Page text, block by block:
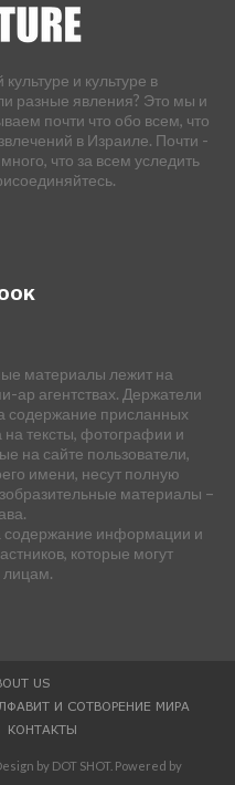
и культуре в
разные явления? Это мы и
почти что обо всем, что
в Израиле. Почти -
что за всем уследить
материалы лежит на
ар агентствах. Держатели
содержание присланных
на тексты, фотографии и
на сайте пользователи,
имени, несут полную
материалы –
содержание информации и
которые могут
лицам.
US
И СОТВОРЕНИЕ МИРА
КОНТАКТЫ
by DOT SHOT. Powered by